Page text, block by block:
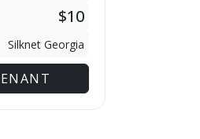
$10
Silknet Georgia